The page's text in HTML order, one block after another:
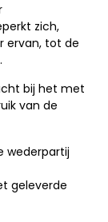
zich,
ervan, tot de
bij het met
van de
wederpartij
geleverde